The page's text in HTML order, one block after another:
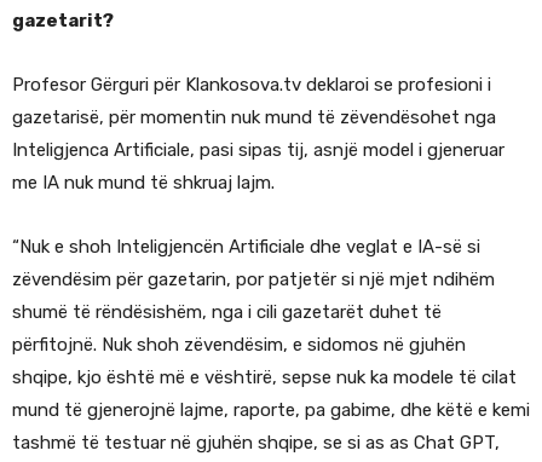
gazetarit?
Profesor Gërguri për Klankosova.tv deklaroi se profesioni i
gazetarisë, për momentin nuk mund të zëvendësohet nga
Inteligjenca Artificiale, pasi sipas tij, asnjë model i gjeneruar
me IA nuk mund të shkruaj lajm.
“Nuk e shoh Inteligjencën Artificiale dhe veglat e IA-së si
zëvendësim për gazetarin, por patjetër si një mjet ndihëm
shumë të rëndësishëm, nga i cili gazetarët duhet të
përfitojnë. Nuk shoh zëvendësim, e sidomos në gjuhën
shqipe, kjo është më e vështirë, sepse nuk ka modele të cilat
mund të gjenerojnë lajme, raporte, pa gabime, dhe këtë e kemi
tashmë të testuar në gjuhën shqipe, se si as as Chat GPT,